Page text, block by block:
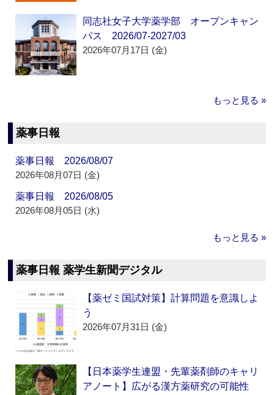
同志社女子大学薬学部 オープンキャン
パス 2026/07-2027/03
2026年07月17日 (金)
もっと見る »
薬事日報
薬事日報 2026/08/07
2026年08月07日 (金)
薬事日報 2026/08/05
2026年08月05日 (水)
もっと見る »
薬事日報 薬学生新聞デジタル
【薬ゼミ国試対策】計算問題を意識しよ
う
2026年07月31日 (金)
【日本薬学生連盟・先輩薬剤師のキャリ
アノート】広がる漢方薬研究の可能性